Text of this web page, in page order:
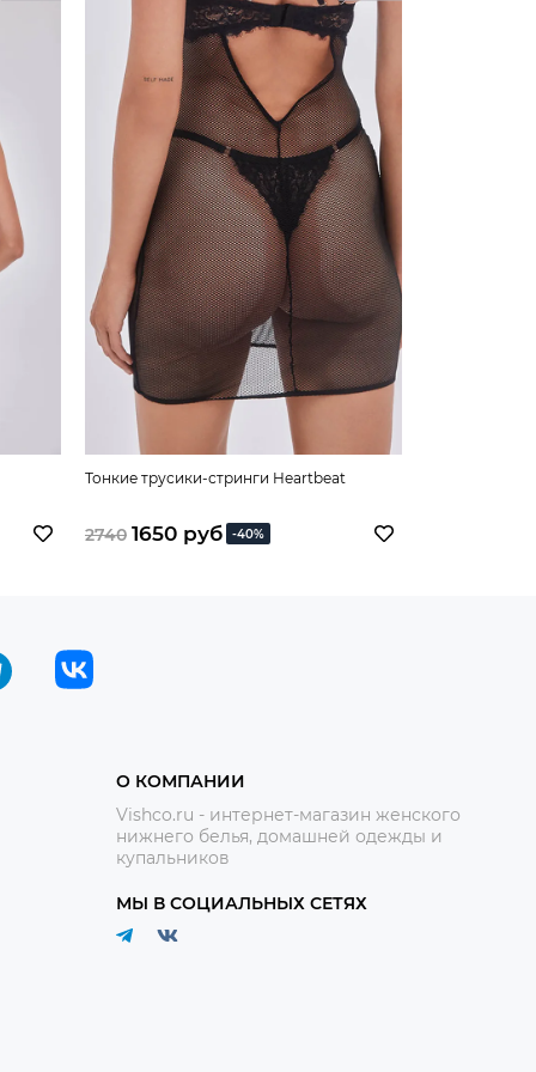
Тонкие трусики-стринги Heartbeat
2740 1650 руб -40%
О КОМПАНИИ
Vishco.ru - интернет-магазин женского
нижнего белья, домашней одежды и
купальников
МЫ В СОЦИАЛЬНЫХ СЕТЯХ